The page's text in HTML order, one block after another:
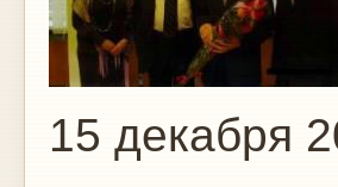
15 декабря